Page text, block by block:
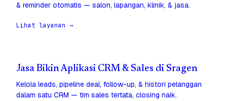
& reminder otomatis — salon, lapangan, klinik, & jasa.
Lihat layanan →
Jasa Bikin Aplikasi CRM & Sales di Sragen
Kelola leads, pipeline deal, follow-up, & histori pelanggan
dalam satu CRM — tim sales tertata, closing naik.